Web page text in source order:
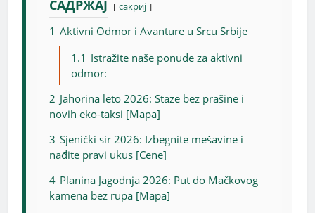
САДРЖАЈ сакриј
1 Aktivni Odmor i Avanture u Srcu Srbije
1.1 Istražite naše ponude za aktivni
odmor:
2 Jahorina leto 2026: Staze bez prašine i
novih eko-taksi [Mapa]
3 Sjenički sir 2026: Izbegnite mešavine i
nađite pravi ukus [Cene]
4 Planina Jagodnja 2026: Put do Mačkovog
kamena bez rupa [Mapa]